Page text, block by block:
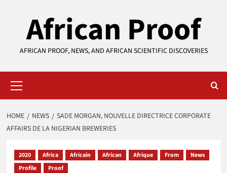
African Proof
AFRICAN PROOF, NEWS, AND AFRICAN SCIENTIFIC DISCOVERIES
Menu
HOME NEWS
SADE MORGAN, NOUVELLE DIRECTRICE CORPORATE
AFFAIRS DE LA NIGERIAN BREWERIES
2020 Africa Africain African Afrique From
News
Profile
Proof